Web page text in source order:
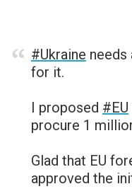
#Ukraine needs
for it.
I proposed #EU
procure 1
Glad that EU
approved the